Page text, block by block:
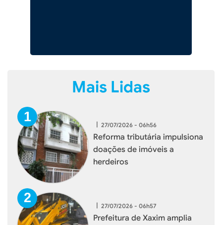
Mais Lidas
| 27/07/2026 - 06h56
Reforma tributária impulsiona
doações de imóveis a
herdeiros
| 27/07/2026 - 06h57
Prefeitura de Xaxim amplia